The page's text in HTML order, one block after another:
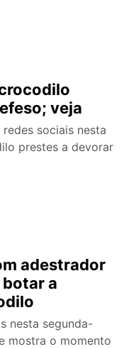
veja
sociais nesta
prestes a devorar
adestrador
a
nesta segunda-
mostra o momento